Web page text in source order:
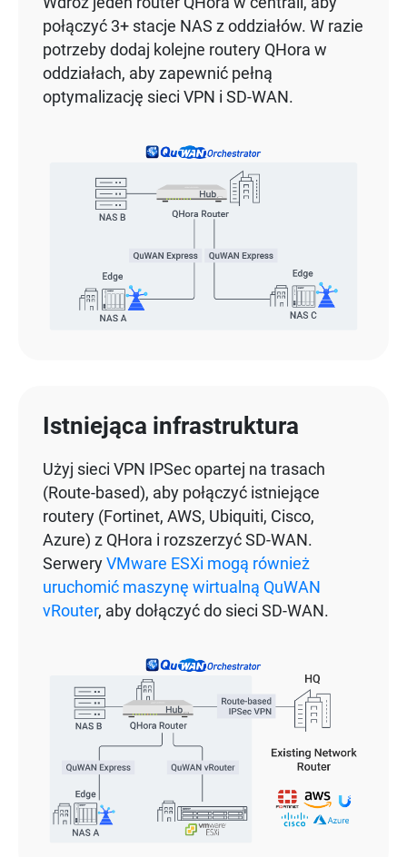
połączyć 3+ stacje NAS z oddziałów. W razie
potrzeby dodaj kolejne routery QHora w
oddziałach, aby zapewnić pełną
optymalizację sieci VPN i SD-WAN.
Istniejąca infrastruktura
Użyj sieci VPN IPSec opartej na trasach
(Route-based), aby połączyć istniejące
routery (Fortinet, AWS, Ubiquiti, Cisco,
Azure) z QHora i rozszerzyć SD-WAN.
SerweryVMware ESXi mogą również
uruchomić maszynę wirtualną QuWAN
vRouter, aby dołączyć do sieci SD-WAN.